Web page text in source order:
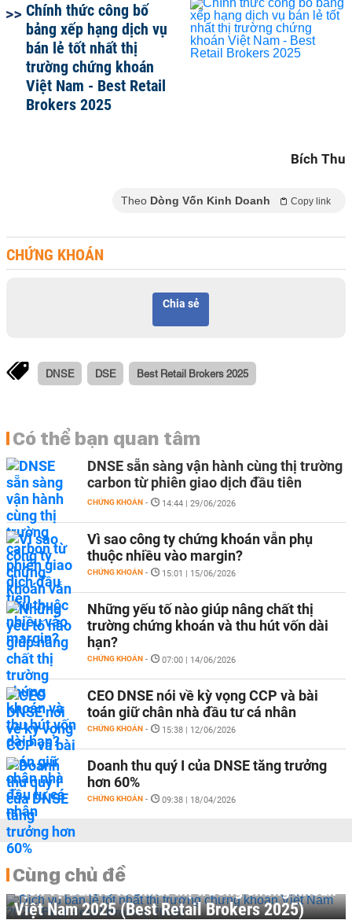
Chính thức công bố
bảng xếp hạng dịch vụ
bán lẻ tốt nhất thị
trường chứng khoán
Việt Nam - Best Retail
Brokers 2025
Bích Thu
Theo Dòng Vốn Kinh Doanh Copy link
CHỨNG KHOÁN
Chia sẻ
DNSE DSE Best Retail Brokers 2025
Có thể bạn quan tâm
DNSE sẵn sàng vận hành cùng thị trường
carbon từ phiên giao dịch đầu tiên
CHỨNG KHOÁN - 14:44 | 29/06/2026
Vì sao công ty chứng khoán vẫn phụ
thuộc nhiều vào margin?
CHỨNG KHOÁN - 15:01 | 15/06/2026
Những yếu tố nào giúp nâng chất thị
trường chứng khoán và thu hút vốn dài
hạn?
CHỨNG KHOÁN - 07:00 | 14/06/2026
CEO DNSE nói về kỳ vọng CCP và bài
toán giữ chân nhà đầu tư cá nhân
CHỨNG KHOÁN - 15:38 | 12/06/2026
Doanh thu quý I của DNSE tăng trưởng
hơn 60%
CHỨNG KHOÁN - 09:38 | 18/04/2026
Cùng chủ đề
Dịch vụ bán lẻ tốt nhất thị trường chứng khoán
Việt Nam 2025 (Best Retail Brokers 2025)